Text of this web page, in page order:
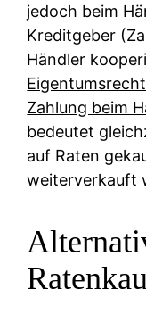
jedoch beim
Kreditgeber
Händler
Zahlung beim
bedeutet
auf Raten
weiterverkauft